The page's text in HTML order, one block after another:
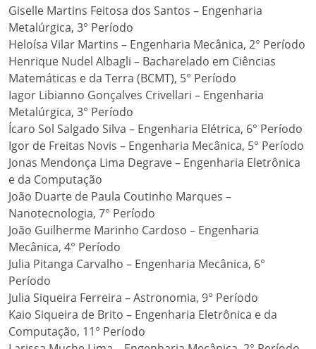
Giselle Martins Feitosa dos Santos – Engenharia
Metalúrgica, 3° Período
Heloísa Vilar Martins – Engenharia Mecânica, 2° Período
Henrique Nudel Albagli – Bacharelado em Ciências
Matemáticas e da Terra (BCMT), 5° Período
Iagor Libianno Gonçalves Crivellari – Engenharia
Metalúrgica, 3° Período
Ícaro Sol Salgado Silva – Engenharia Elétrica, 6° Período
Igor de Freitas Novis – Engenharia Mecânica, 5° Período
Jonas Mendonça Lima Degrave – Engenharia Eletrônica
e da Computação
João Duarte de Paula Coutinho Marques –
Nanotecnologia, 7° Período
João Guilherme Marinho Cardoso – Engenharia
Mecânica, 4° Período
Julia Pitanga Carvalho – Engenharia Mecânica, 6°
Período
Julia Siqueira Ferreira – Astronomia, 9° Período
Kaio Siqueira de Brito – Engenharia Eletrônica e da
Computação, 11° Período